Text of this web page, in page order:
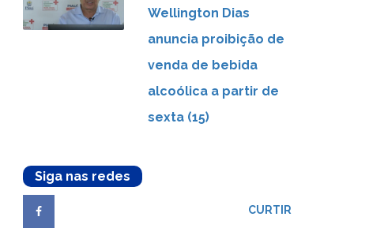
Wellington Dias
anuncia proibição de
venda de bebida
alcoólica a partir de
sexta (15)
Siga nas redes
CURTIR